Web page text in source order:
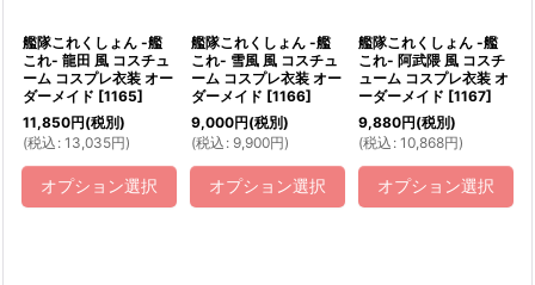
艦隊これくしょん -艦
これ- 龍田 風 コスチュ
ーム コスプレ衣装 オー
ダーメイド [1165]
11,850円(税別)
(税込 : 13,035円)
オプション選択
艦隊これくしょん -艦
これ- 雪風 風 コスチュ
ーム コスプレ衣装 オー
ダーメイド [1166]
9,000円(税別)
(税込 : 9,900円)
オプション選択
艦隊これくしょん -艦
これ- 阿武隈 風 コスチ
ューム コスプレ衣装 オ
ーダーメイド [1167]
9,880円(税別)
(税込 : 10,868円)
オプション選択